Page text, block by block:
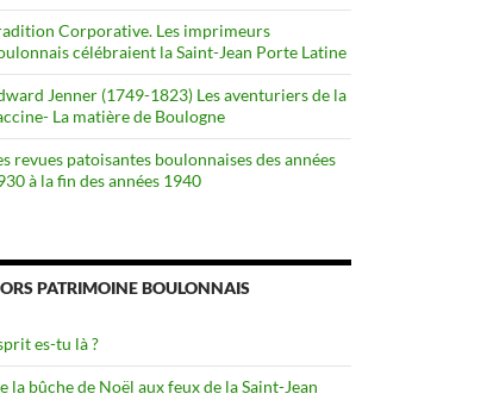
Corporative. Les imprimeurs
célébraient la Saint-Jean Porte Latine
Jenner (1749-1823) Les aventuriers de la
La matière de Boulogne
revues patoisantes boulonnaises des années
à la fin des années 1940
PATRIMOINE BOULONNAIS
es-tu là ?
la bûche de Noël aux feux de la Saint-Jean